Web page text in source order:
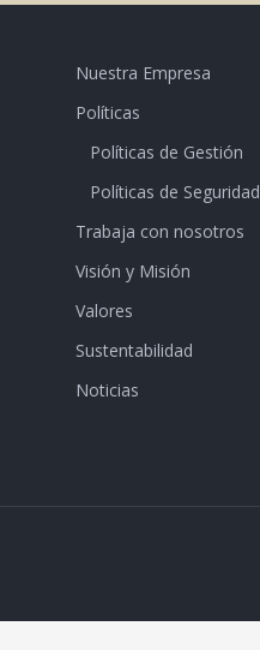
Nuestra Empresa
Políticas
Políticas de Gestión
Políticas de Seguridad
Trabaja con nosotros
Visión y Misión
Valores
Sustentabilidad
Noticias